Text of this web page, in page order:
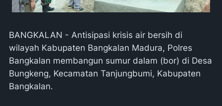
BANGKALAN - Antisipasi krisis air bersih di
wilayah Kabupaten Bangkalan Madura, Polres
Bangkalan membangun sumur dalam (bor) di Desa
Bungkeng, Kecamatan Tanjungbumi, Kabupaten
Bangkalan.